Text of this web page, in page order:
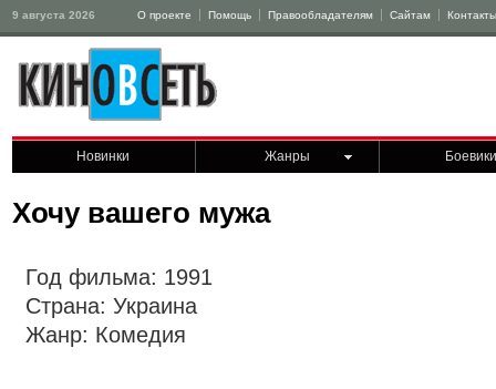
9 августа 2026 О проекте Помощь Правообладателям Сайтам Контакты
Новинки Жанры Боевики
Хочу вашего мужа
Год фильма: 1991
Страна: Украина
Жанр: Комедия